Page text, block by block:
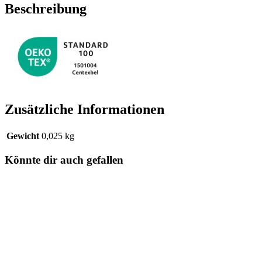
Beschreibung
Zusätzliche Informationen
Gewicht 0,025 kg
Könnte dir auch gefallen